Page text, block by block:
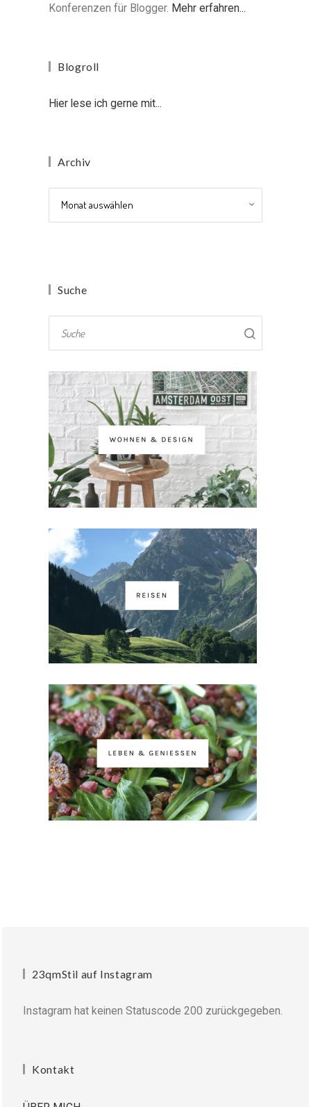
Konferenzen für Blogger. Mehr erfahren...
Blogroll
Hier lese ich gerne mit...
Archiv
Suche
23qmStil auf Instagram
Instagram hat keinen Statuscode 200 zurückgegeben.
Kontakt